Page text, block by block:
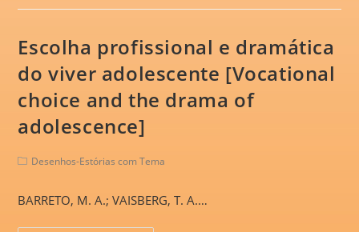
Escolha profissional e dramática
do viver adolescente [Vocational
choice and the drama of
adolescence]
Desenhos-Estórias com Tema
BARRETO, M. A.; VAISBERG, T. A.…